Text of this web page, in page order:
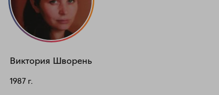
Виктория Шворень
1987 г.